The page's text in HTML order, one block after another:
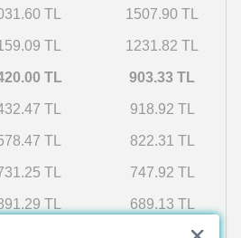
TL 1507.90 TL
TL 1231.82 TL
TL 903.33 TL
TL 918.92 TL
TL 822.31 TL
TL 747.92 TL
TL 689.13 TL